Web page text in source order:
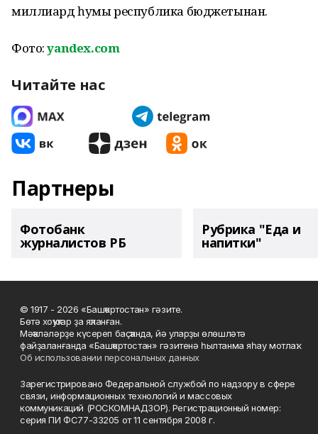
миллиард һумы республика бюджетынан.
Фото:yandex.com
Читайте нас
Партнеры
Фотобанк
журналистов РБ
Рубрика "Еда и
напитки"
© 1917 - 2026 «Башҡортостан» гәзите.
Бөтә хоҡуҡтар ҙа яҡланған.
Мәҡәләләрҙе күсереп баҫҡанда, йә уларҙы өлөшләтә
файҙаланғанда «Башҡортостан» гәзитенә һылтанма яһау мотлаҡ.
Об использовании персональных данных
Зарегистрировано Федеральной службой по надзору в сфере
связи, информационных технологий и массовых
коммуникаций (РОСКОМНАДЗОР). Регистрационный номер:
серия ПИ ФС77-33205 от 11 сентября 2008 г.